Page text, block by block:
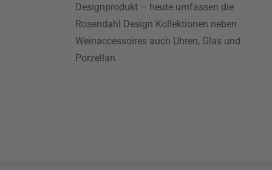
Designprodukt – heute umfassen die
Rosendahl Design Kollektionen neben
Weinaccessoires auch Uhren, Glas und
Porzellan.